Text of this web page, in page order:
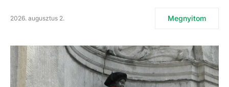
2026. augusztus 2. Megnyitom